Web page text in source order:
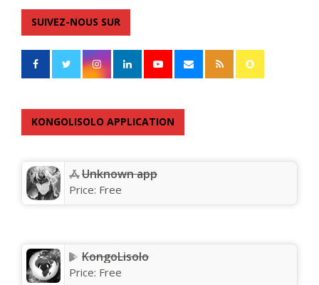
SUIVEZ-NOUS SUR
KONGOLISOLO APPLICATION
Unknown app
Price: Free
KongoLisolo
Price: Free